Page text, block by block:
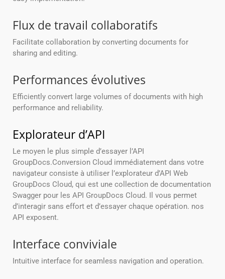
Flux de travail collaboratifs
Facilitate collaboration by converting documents for
sharing and editing.
Performances évolutives
Efficiently convert large volumes of documents with high
performance and reliability.
Explorateur d’API
Le moyen le plus simple d’essayer l’API
GroupDocs.Conversion Cloud immédiatement dans votre
navigateur consiste à utiliser l’explorateur d’API Web
GroupDocs Cloud, qui est une collection de documentation
Swagger pour les API GroupDocs Cloud. Il vous permet
d’interagir sans effort et d’essayer chaque opération. nos
API exposent.
Interface conviviale
Intuitive interface for seamless navigation and operation.